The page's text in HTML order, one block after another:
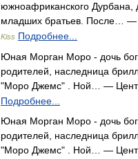
южноафриканского Дурбана,
младших братьев. После… —
Kiss Подробнее...
Юная Морган Моро - дочь
родителей, наследница
"Моро Джемс" . Ной… —
Подробнее...
Юная Морган Моро - дочь
родителей, наследница
"Моро Джемс" . Ной… —